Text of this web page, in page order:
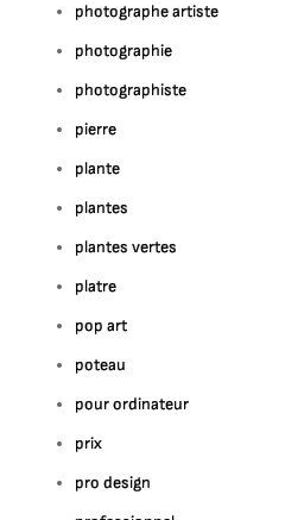
photographe artiste
photographie
photographiste
pierre
plante
plantes
plantes vertes
platre
pop art
poteau
pour ordinateur
prix
pro design